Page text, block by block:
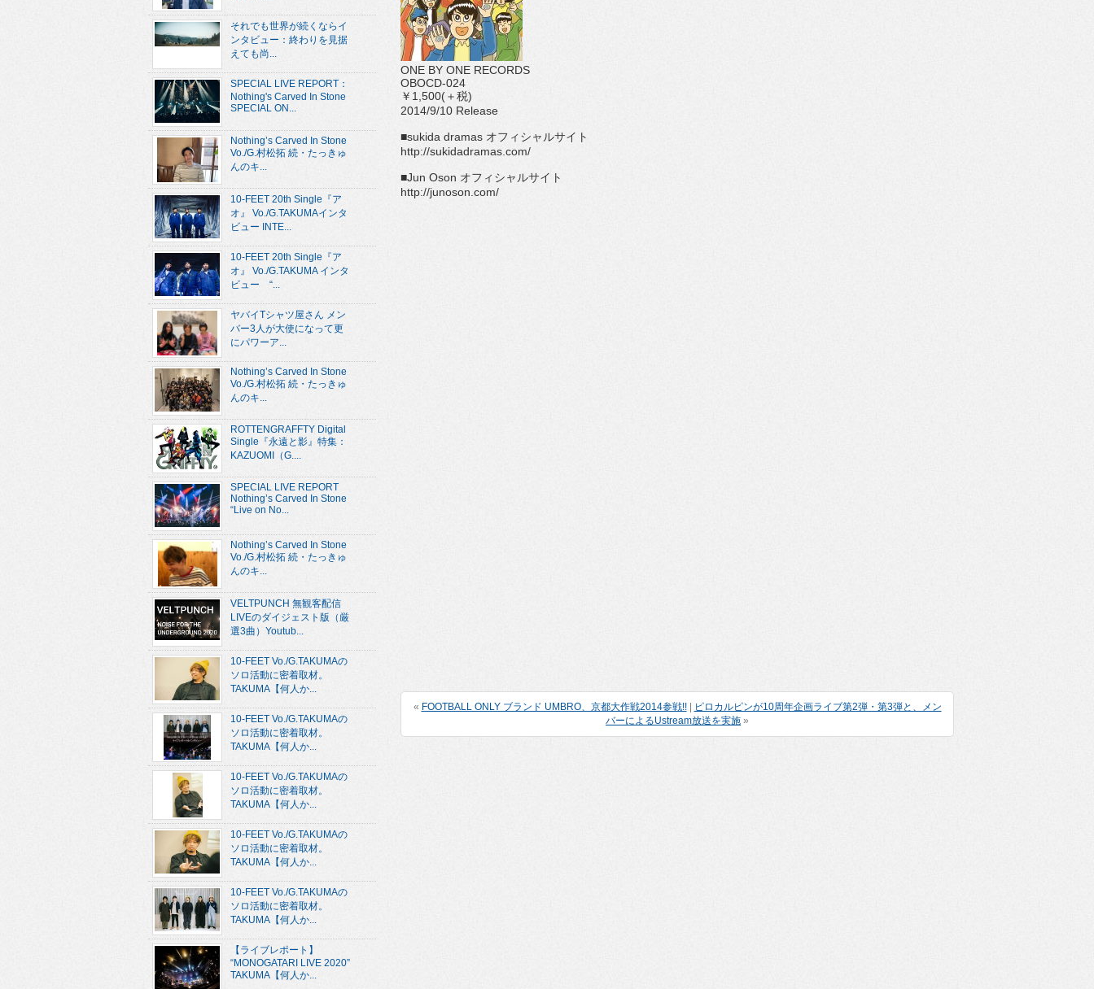
ONE BY ONE RECORDS
OBOCD-024
￥1,500(＋税)
2014/9/10 Release
■sukida dramas オフィシャルサイト
http://sukidadramas.com/
■Jun Oson オフィシャルサイト
http://junoson.com/
« FOOTBALL ONLY ブランド UMBRO、京都大作戦2014参戦!!|
ピロカルピンが10周年企画ライブ第2弾・第3弾と、メン
バーによるUstream放送を実施 »
それでも世界が続くならイ
ンタビュー：終わりを見据
えても尚...
SPECIAL LIVE REPORT：
Nothing's Carved In Stone
SPECIAL ON...
Nothing’s Carved In Stone
Vo./G.村松拓 続・たっきゅ
んのキ...
10-FEET 20th Single『ア
オ』 Vo./G.TAKUMAインタ
ビュー INTE...
10-FEET 20th Single『ア
オ』 Vo./G.TAKUMA インタ
ビュー “...
ヤバイTシャツ屋さん メン
バー3人が大使になって更
にパワーア...
Nothing’s Carved In Stone
Vo./G.村松拓 続・たっきゅ
んのキ...
ROTTENGRAFFTY Digital
Single『永遠と影』特集：
KAZUOMI（G....
SPECIAL LIVE REPORT
Nothing’s Carved In Stone
“Live on No...
Nothing’s Carved In Stone
Vo./G.村松拓 続・たっきゅ
んのキ...
VELTPUNCH 無観客配信
LIVEのダイジェスト版（厳
選3曲）Youtub...
10-FEET Vo./G.TAKUMAの
ソロ活動に密着取材。
TAKUMA【何人か...
10-FEET Vo./G.TAKUMAの
ソロ活動に密着取材。
TAKUMA【何人か...
10-FEET Vo./G.TAKUMAの
ソロ活動に密着取材。
TAKUMA【何人か...
10-FEET Vo./G.TAKUMAの
ソロ活動に密着取材。
TAKUMA【何人か...
10-FEET Vo./G.TAKUMAの
ソロ活動に密着取材。
TAKUMA【何人か...
【ライブレポート】
“MONOGATARI LIVE 2020”
TAKUMA【何人か...